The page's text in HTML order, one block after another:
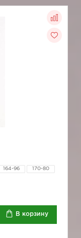
164-96 170-80
В корзину